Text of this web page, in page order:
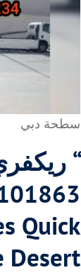
سطحة دبي
“
Quick
“